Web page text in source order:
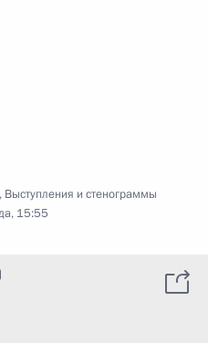
, Выступления и стенограммы
15:55